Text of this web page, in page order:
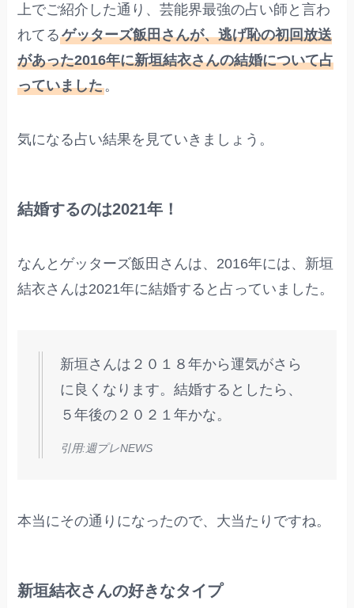
上でご紹介した通り、芸能界最強の占い師と言わ
れてるゲッターズ飯田さんが、逃げ恥の初回放送
があった2016年に新垣結衣さんの結婚について占
っていました。
気になる占い結果を見ていきましょう。
結婚するのは2021年！
なんとゲッターズ飯田さんは、2016年には、新垣
結衣さんは2021年に結婚すると占っていました。
新垣さんは２０１８年から運気がさら
に良くなります。結婚するとしたら、
５年後の２０２１年かな。
引用:週プレNEWS
本当にその通りになったので、大当たりですね。
新垣結衣さんの好きなタイプ